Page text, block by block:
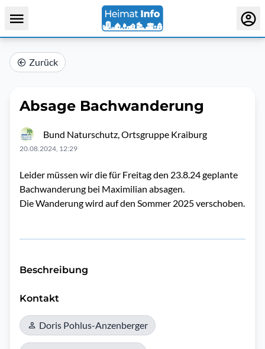
Zurück
Absage Bachwanderung
Bund Naturschutz, Ortsgruppe Kraiburg
20.08.2024, 12:29
Leider müssen wir die für Freitag den 23.8.24 geplante
Bachwanderung bei Maximilian absagen.
Die Wanderung wird auf den Sommer 2025 verschoben.
Beschreibung
Kontakt
Doris Pohlus-Anzenberger